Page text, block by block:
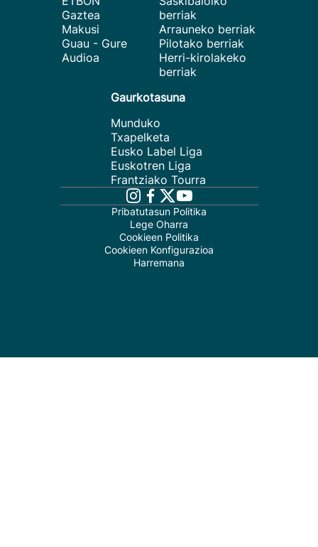
Gaztea
Makusi
Guau - Gure
Audioa
berriak
Arrauneko berriak
Pilotako berriak
Herri-kirolakeko
berriak
Gaurkotasuna
Munduko
Txapelketa
Eusko Label Liga
Euskotren Liga
Frantziako Tourra
Pribatutasun Politika
Lege Oharra
Cookieen Politika
Cookieen Konfigurazioa
Harremana